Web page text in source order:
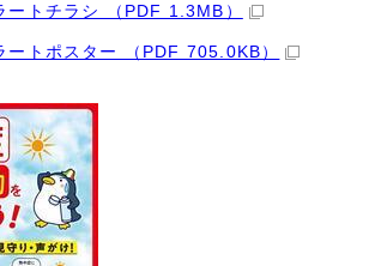
ートチラシ （PDF 1.3MB）
ートポスター （PDF 705.0KB）